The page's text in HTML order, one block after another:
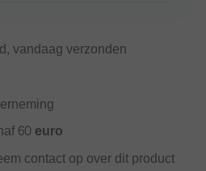
vandaag verzonden
60 euro
contact op over dit product